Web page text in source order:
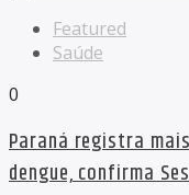
Featured
Saúde
0
Paraná registra
dengue, confirma